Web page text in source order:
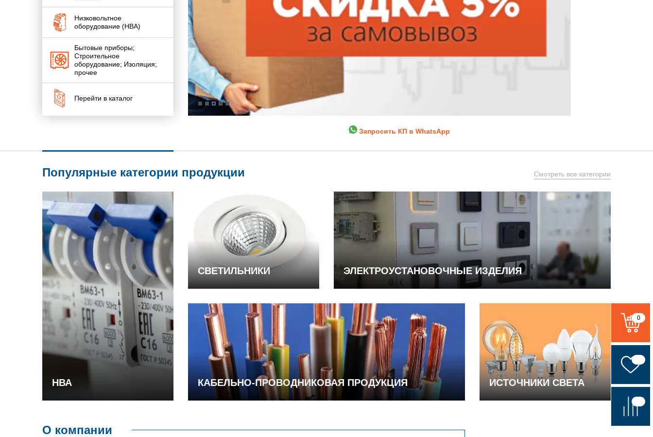
Низковольтное
оборудование (НВА)
Бытовые приборы;
Строительное
оборудование; Изоляция;
прочее
Перейти в каталог
Запросить КП в WhatsApp
Популярные категории продукции Смотреть все категории
НВА
СВЕТИЛЬНИКИ ЭЛЕКТРОУСТАНОВОЧНЫЕ ИЗДЕЛИЯ
КАБЕЛЬНО-ПРОВОДНИКОВАЯ ПРОДУКЦИЯ ИСТОЧНИКИ СВЕТА
О компании
0